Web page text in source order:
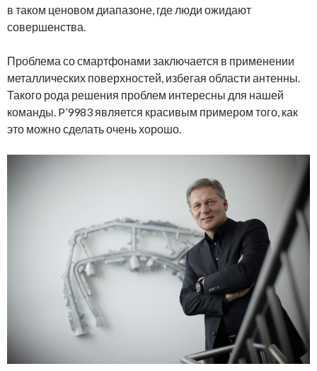
в таком ценовом диапазоне, где люди ожидают
совершенства.
Проблема со смартфонами заключается в применении
металлических поверхностей, избегая области антенны.
Такого рода решения проблем интересны для нашей
команды. P’9983 является красивым примером того, как
это можно сделать очень хорошо.